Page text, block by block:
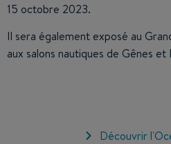
15 octobre 2023.
Il sera également exposé au
aux salons nautiques de Gênes et
Découvrir